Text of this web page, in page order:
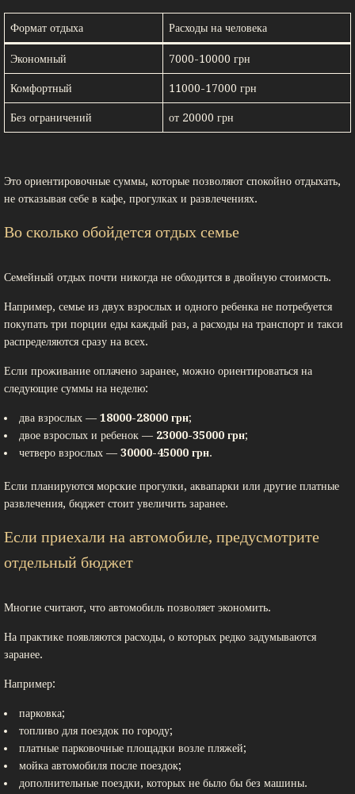
Формат отдыха Расходы на человека
Экономный 7000-10000 грн
Комфортный 11000-17000 грн
Без ограничений от 20000 грн
Это ориентировочные суммы, которые позволяют спокойно отдыхать,
не отказывая себе в кафе, прогулках и развлечениях.
Во сколько обойдется отдых семье
Семейный отдых почти никогда не обходится в двойную стоимость.
Например, семье из двух взрослых и одного ребенка не потребуется
покупать три порции еды каждый раз, а расходы на транспорт и такси
распределяются сразу на всех.
Если проживание оплачено заранее, можно ориентироваться на
следующие суммы на неделю:
два взрослых — 18000-28000 грн;
двое взрослых и ребенок — 23000-35000 грн;
четверо взрослых — 30000-45000 грн.
Если планируются морские прогулки, аквапарки или другие платные
развлечения, бюджет стоит увеличить заранее.
Если приехали на автомобиле, предусмотрите
отдельный бюджет
Многие считают, что автомобиль позволяет экономить.
На практике появляются расходы, о которых редко задумываются
заранее.
Например:
парковка;
топливо для поездок по городу;
платные парковочные площадки возле пляжей;
мойка автомобиля после поездок;
дополнительные поездки, которых не было бы без машины.